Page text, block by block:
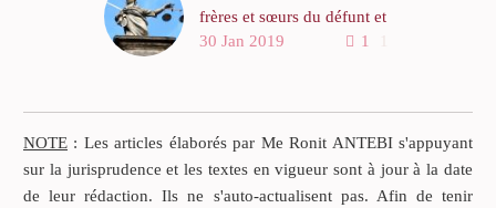
frères et sœurs du défunt et
la donation en époux
survivant est héritier du
défunt.
Selon l’article 757-2 du
Code civil, en l’absence
1
30 Jan 2019
NOTE : Les articles élaborés par Me Ronit ANTEBI s'appuyant
sur la jurisprudence et les textes en vigueur sont à jour à la date
de leur rédaction. Ils ne s'auto-actualisent pas. Afin de tenir